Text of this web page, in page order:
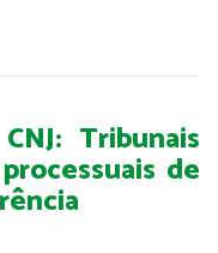
Tribunais
de